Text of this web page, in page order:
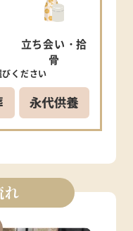
立ち会い ・拾
骨
びください
れ